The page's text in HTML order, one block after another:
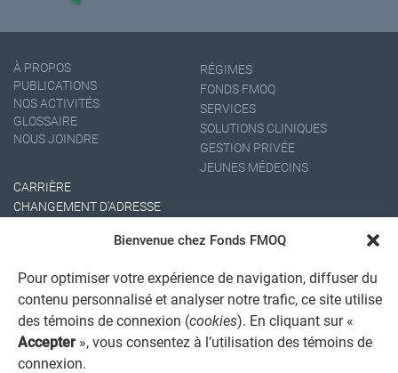
Bienvenue chez Fonds FMOQ
Pour optimiser votre expérience de navigation, diffuser du
contenu personnalisé et analyser notre trafic, ce site utilise
des témoins de connexion (cookies). En cliquant sur «
Accepter », vous consentez à l’utilisation des témoins de
connexion.
À PROPOS
PUBLICATIONS
NOS ACTIVITÉS
GLOSSAIRE
NOUS JOINDRE
RÉGIMES
FONDS FMOQ
SERVICES
SOLUTIONS CLINIQUES
GESTION PRIVÉE
JEUNES MÉDECINS
CARRIÈRE
CHANGEMENT D'ADRESSE
AVIS JURIDIQUE GÉNÉRAL